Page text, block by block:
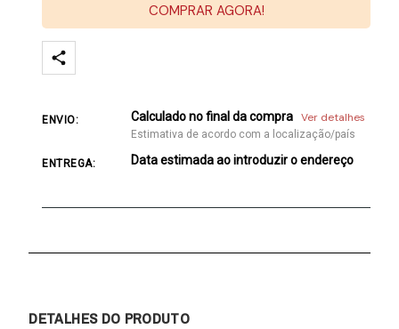
COMPRAR AGORA!
ENVIO: Calculado no final da compra Ver detalhes
Estimativa de acordo com a localização/país
ENTREGA: Data estimada ao introduzir o endereço
DETALHES DO PRODUTO